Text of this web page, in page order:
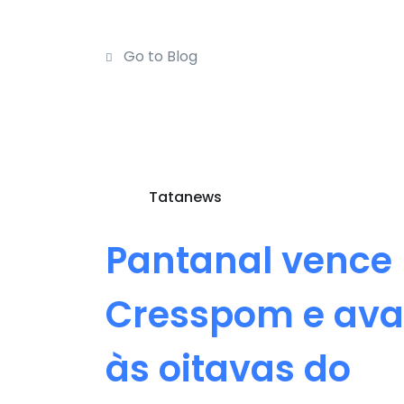
Go to Blog
Tatanews
Pantanal vence
Cresspom e
às oitavas do